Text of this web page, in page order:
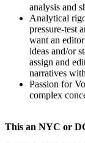
analysis and
Analytical
pressure-test
want an
ideas and/or
assign and
narratives
Passion for
complex
This an NYC or